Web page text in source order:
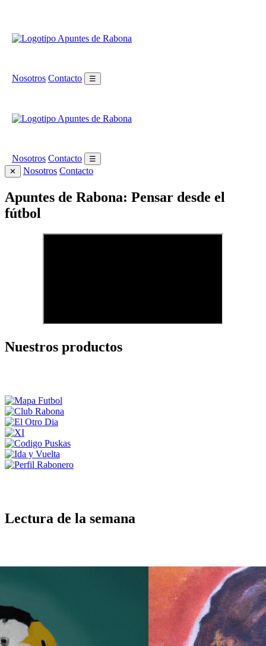
Nosotros Contacto ☰
Nosotros Contacto
☰
✕
Nosotros Contacto
Apuntes de Rabona: Pensar desde el
fútbol
Nuestros productos
Lectura de la semana